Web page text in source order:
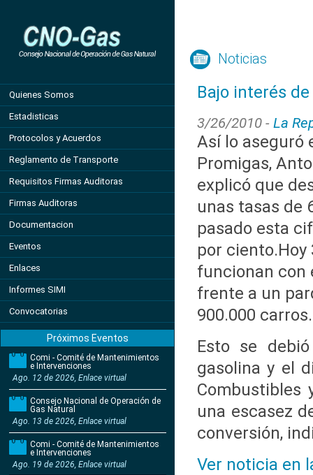
Quienes Somos
Estadisticas
Protocolos y Acuerdos
Reglamento de Transporte
Requisitos Firmas Auditoras
Firmas Auditoras
Documentacion
Eventos
Enlaces
Informes SIMI
Convocatorias
Próximos Eventos
Comi - Comité de Mantenimientos
e Intervenciones
Ago. 12 de 2026, Enlace virtual
Consejo Nacional de Operación de
Gas Natural
Ago. 13 de 2026, Enlace virtual
Comi - Comité de Mantenimientos
e Intervenciones
Ago. 19 de 2026, Enlace virtual
Noticias
Bajo interés
3/26/2010 - La
Así lo aseguró
Promigas,
explicó que
unas tasas de
pasado esta
por
funcionan con
frente a un
900.000 carros.
Esto se
gasolina y el
una escasez
conversión,
Ver noticia en